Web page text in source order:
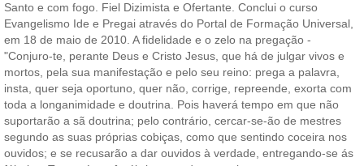
Santo e com fogo. Fiel Dizimista e Ofertante. Conclui o curso
Evangelismo Ide e Pregai através do Portal de Formação Universal,
em 18 de maio de 2010. A fidelidade e o zelo na pregação -
"Conjuro-te, perante Deus e Cristo Jesus, que há de julgar vivos e
mortos, pela sua manifestação e pelo seu reino: prega a palavra,
insta, quer seja oportuno, quer não, corrige, repreende, exorta com
toda a longanimidade e doutrina. Pois haverá tempo em que não
suportarão a sã doutrina; pelo contrário, cercar-se-ão de mestres
segundo as suas próprias cobiças, como que sentindo coceira nos
ouvidos; e se recusarão a dar ouvidos à verdade, entregando-se ás